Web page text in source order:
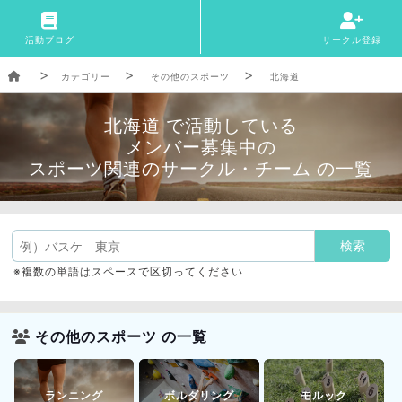
活動ブログ サークル登録
カテゴリー その他のスポーツ 北海道
北海道 で活動している
メンバー募集中の
スポーツ関連のサークル・チーム の一覧
※複数の単語はスペースで区切ってください
その他のスポーツ の一覧
ランニング ボルダリング モルック